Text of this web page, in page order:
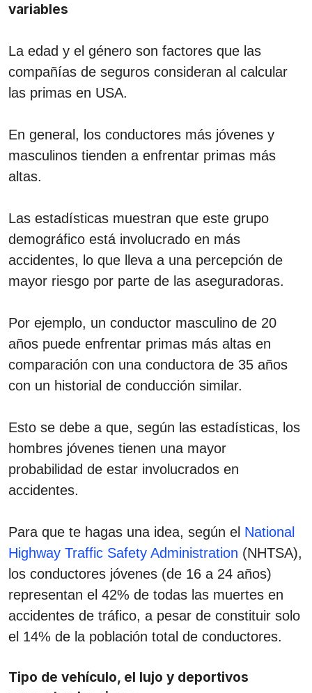
variables
La edad y el género son factores que las
compañías de seguros consideran al calcular
las primas en USA.
En general, los conductores más jóvenes y
masculinos tienden a enfrentar primas más
altas.
Las estadísticas muestran que este grupo
demográfico está involucrado en más
accidentes, lo que lleva a una percepción de
mayor riesgo por parte de las aseguradoras.
Por ejemplo, un conductor masculino de 20
años puede enfrentar primas más altas en
comparación con una conductora de 35 años
con un historial de conducción similar.
Esto se debe a que, según las estadísticas, los
hombres jóvenes tienen una mayor
probabilidad de estar involucrados en
accidentes.
Para que te hagas una idea, según el National
Highway Traffic Safety Administration (NHTSA),
los conductores jóvenes (de 16 a 24 años)
representan el 42% de todas las muertes en
accidentes de tráfico, a pesar de constituir solo
el 14% de la población total de conductores.
Tipo de vehículo, el lujo y deportivos